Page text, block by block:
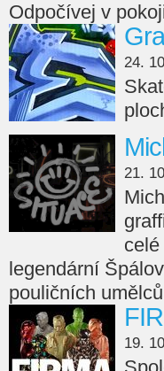
Odpočívej v
24.
21.
legendární
pouličních
19.